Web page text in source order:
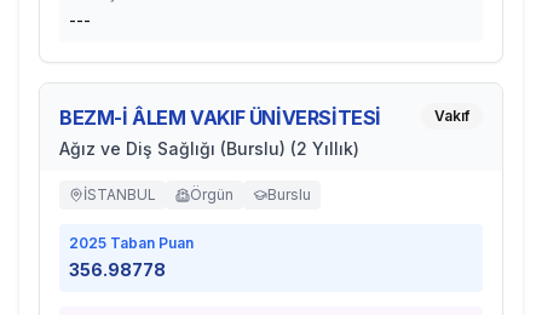
---
BEZM-İ ÂLEM VAKIF ÜNİVERSİTESİ
Ağız ve Diş Sağlığı (Burslu) (2 Yıllık)
Vakıf
İSTANBUL Örgün Burslu
2025 Taban Puan
356.98778